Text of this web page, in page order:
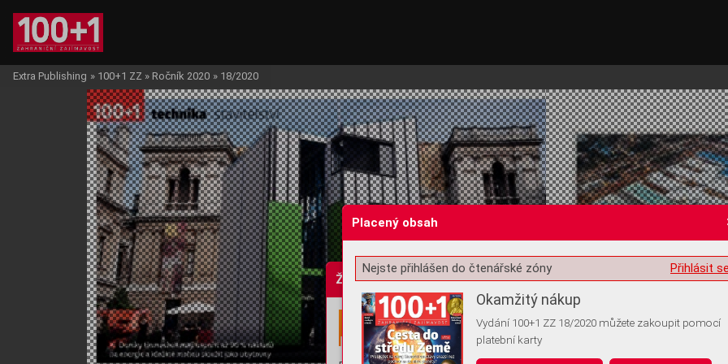
Žádost o souhlas s ukládáním volitelných informací
Extra Publishing » 100+1 ZZ » Ročník 2020 » 18/2020
Placený obsah
Přihlásit
Nejste přihlášen do čtenářské zóny
Okamžitý nákup
Vydání 100+1 ZZ 18/2020 můžete zakoupit pomocí
platební karty